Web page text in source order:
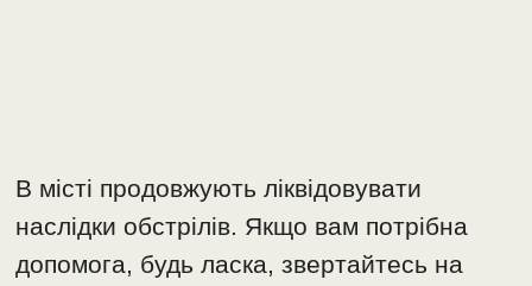
В місті продовжують ліквідовувати
наслідки обстрілів. Якщо вам потрібна
допомога, будь ласка, звертайтесь на